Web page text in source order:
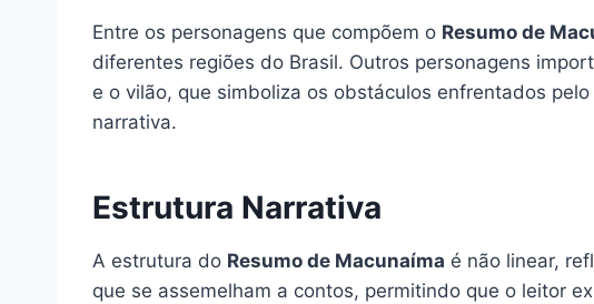
Entre os personagens que compõem o Resumo de
diferentes regiões do Brasil. Outros personagens
e o vilão, que simboliza os obstáculos enfrentados
narrativa.
Estrutura Narrativa
A estrutura do Resumo de Macunaíma é não linear,
que se assemelham a contos, permitindo que o leitor